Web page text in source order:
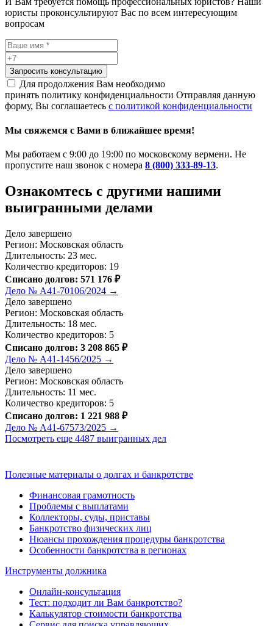
юристы проконсультируют Вас по всем интересующим
вопросам
Запросить консультацию
Для продолжения Вам необходимо
принять политику конфиденциальности Отправляя данную
форму, Вы соглашаетесь с политикой конфиденциальности
Мы свяжемся с Вами в ближайшее время!
Мы работаем с 9:00 до 19:00 по московскому вермени. Не
пропустите наш звонок с номера 8 (800) 333-89-13.
Ознакомтесь c другими нашими
выигранными делами
Дело завершено
Регион: Московская область
Длительность: 23 мес.
Количество кредиторов: 19
Списано долгов: 571 176 ₽
Дело № А41-70106/2024 →
Дело завершено
Регион: Московская область
Длительность: 18 мес.
Количество кредиторов: 5
Списано долгов: 3 208 865 ₽
Дело № А41-1456/2025 →
Дело завершено
Регион: Московская область
Длительность: 11 мес.
Количество кредиторов: 5
Списано долгов: 1 221 988 ₽
Дело № А41-67573/2025 →
Посмотреть еще 4487 выигранных дел
Полезные материалы о долгах и банкротстве
Финансовая грамотность
Проблемы с выплатами
Коллекторы, суды, приставы
Банкротство физических лиц
Нюансы прохождения процедуры банкротства
Особенности банкротства в регионах
Инструменты должника
Онлайн-консультация
Тест: подходит ли Вам банкротство?
Калькулятор стоимости банкротства